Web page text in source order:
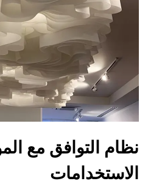
نظام التوافق مع
الاستخدامات